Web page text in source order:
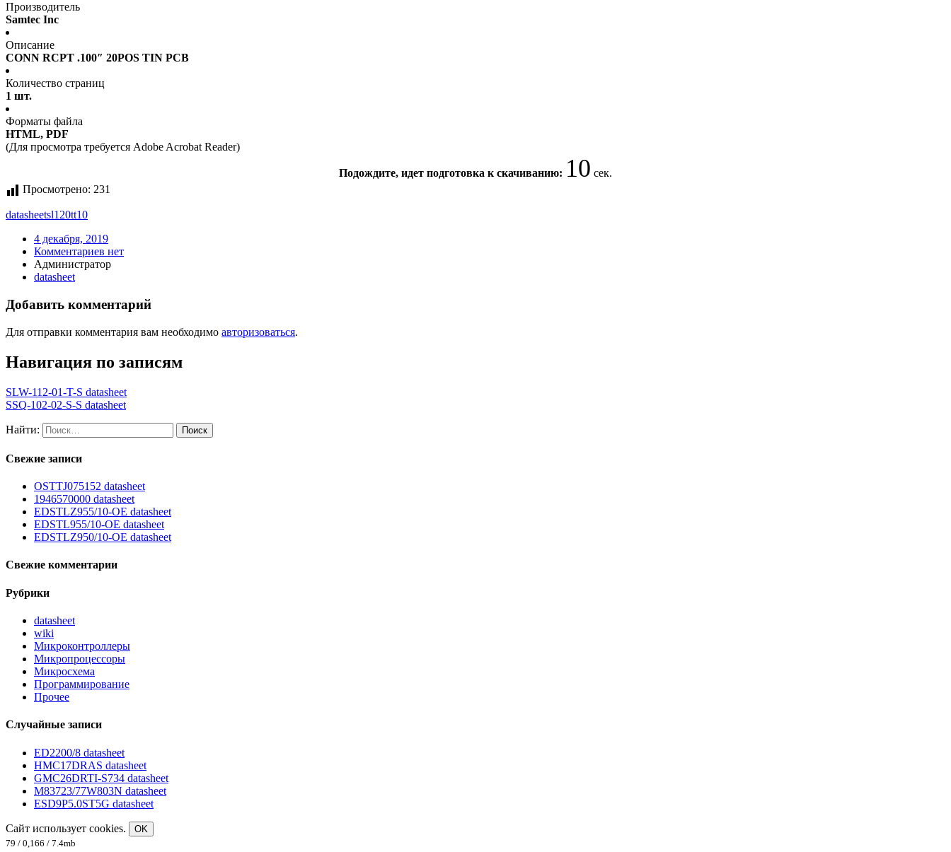
Производитель
Samtec Inc
Описание
CONN RCPT .100″ 20POS TIN PCB
Количество страниц
1 шт.
Форматы файла
HTML, PDF
(Для просмотра требуется Adobe Acrobat Reader)
Подождите, идет подготовка к скачиванию: 10 сек.
Просмотрено: 231
datasheetsl120tt10
4 декабря, 2019
Комментариев нет
Администратор
datasheet
Добавить комментарий
Для отправки комментария вам необходимо авторизоваться.
Навигация по записям
SLW-112-01-T-S datasheet
SSQ-102-02-S-S datasheet
Найти:
Свежие записи
OSTTJ075152 datasheet
1946570000 datasheet
EDSTLZ955/10-OE datasheet
EDSTL955/10-OE datasheet
EDSTLZ950/10-OE datasheet
Свежие комментарии
Рубрики
datasheet
wiki
Микроконтроллеры
Микропроцессоры
Микросхема
Программирование
Прочее
Случайные записи
ED2200/8 datasheet
HMC17DRAS datasheet
GMC26DRTI-S734 datasheet
M83723/77W803N datasheet
ESD9P5.0ST5G datasheet
Сайт использует cookies.
OK
79 / 0,166 / 7.4mb